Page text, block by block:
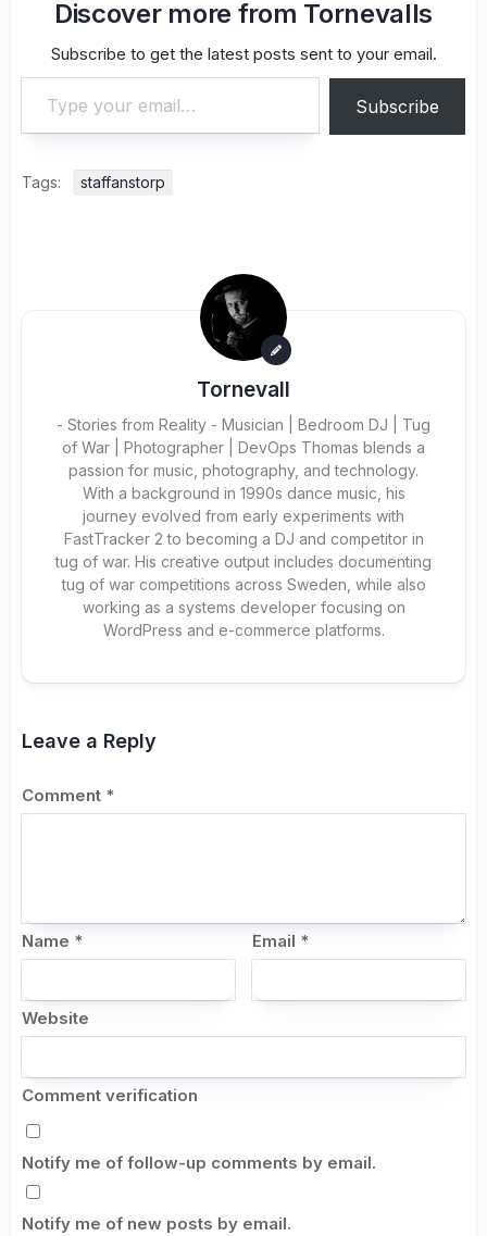
Discover more from Tornevalls
Subscribe to get the latest posts sent to your email.
Type your email…
Subscribe
Tags: staffanstorp
Tornevall
- Stories from Reality - Musician | Bedroom DJ | Tug
of War | Photographer | DevOps Thomas blends a
passion for music, photography, and technology.
With a background in 1990s dance music, his
journey evolved from early experiments with
FastTracker 2 to becoming a DJ and competitor in
tug of war. His creative output includes documenting
tug of war competitions across Sweden, while also
working as a systems developer focusing on
WordPress and e-commerce platforms.
Leave a Reply
Comment *
Name * Email *
Website
Comment verification
Notify me of follow-up comments by email.
Notify me of new posts by email.